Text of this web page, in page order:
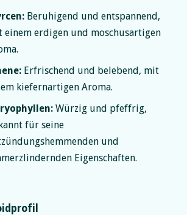
Beruhigend und entspannend,
einem erdigen und moschusartigen
Erfrischend und belebend, mit
kiefernartigen Aroma.
Würzig und pfeffrig,
für seine
und
Eigenschaften.